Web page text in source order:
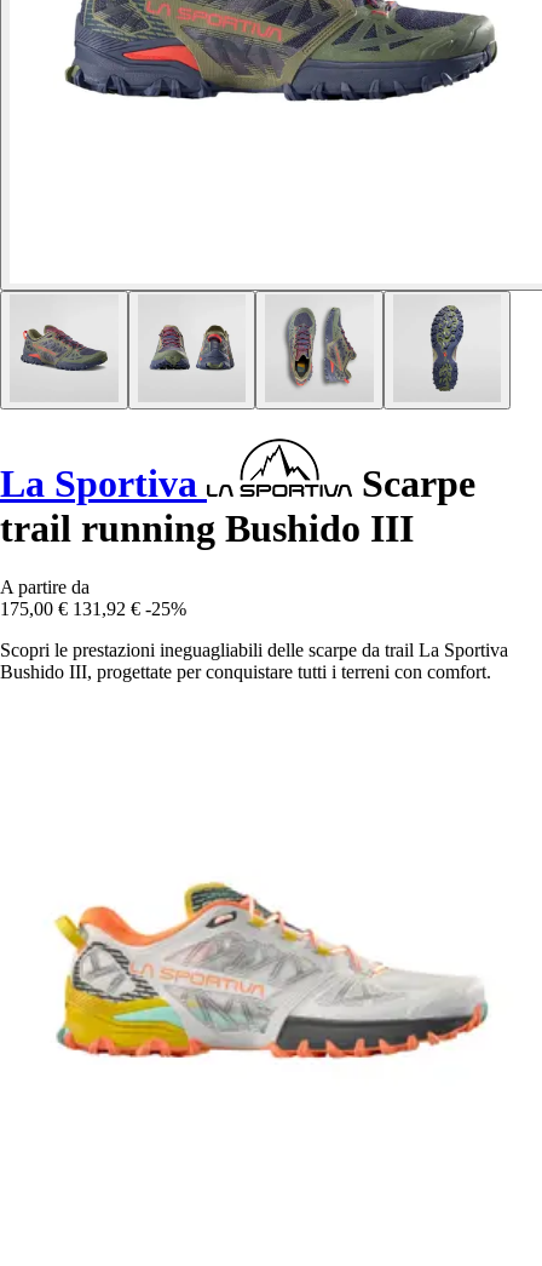
La Sportiva
Scarpe
trail running Bushido III
A partire da
175,00 € 131,92 € -25%
Scopri le prestazioni ineguagliabili delle scarpe da trail La Sportiva
Bushido III, progettate per conquistare tutti i terreni con comfort.